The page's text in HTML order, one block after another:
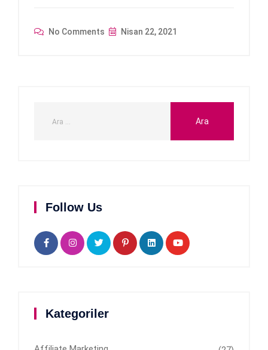
No Comments Nisan 22, 2021
Follow Us
Kategoriler